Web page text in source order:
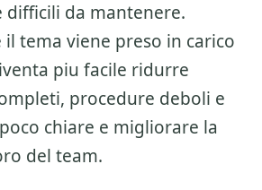
difficili da mantenere.
il tema viene preso in carico
piu facile ridurre
procedure deboli e
chiare e migliorare la
del team.